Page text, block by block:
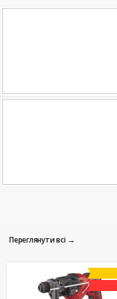
Переглянути всі